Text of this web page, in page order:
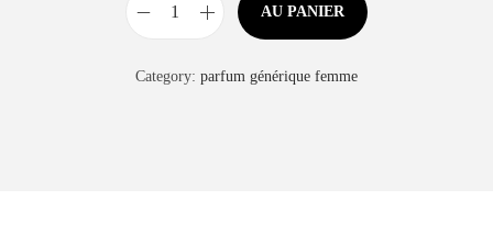
AU PANIER
Category: parfum générique femme